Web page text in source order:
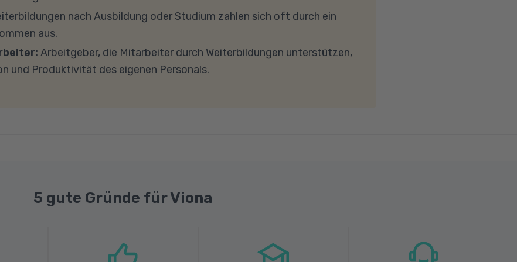
mit einer Download-Geschwindigkeit von mindestens 6
gerne an.
nach Ausbildung oder Studium zahlen sich oft durch ein
aus.
Arbeitgeber, die Mitarbeiter durch Weiterbildungen unterstützen,
und Produktivität des eigenen Personals.
5 gute Gründe für Viona